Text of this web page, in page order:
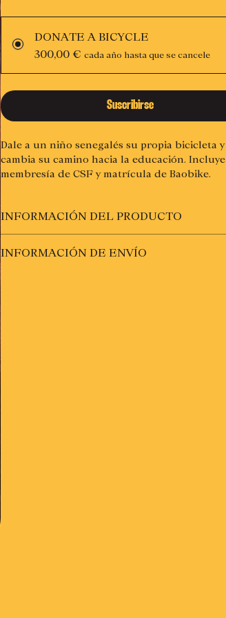
DONATE A BICYCLE
300,00 € cada año hasta que se cancele
Suscribirse
Dale a un niño senegalés su propia bicicleta y
cambia su camino hacia la educación. Incluye
membresía de CSF y matrícula de Baobike.
INFORMACIÓN DEL PRODUCTO
suscripción.
INFORMACIÓN DE ENVÍO